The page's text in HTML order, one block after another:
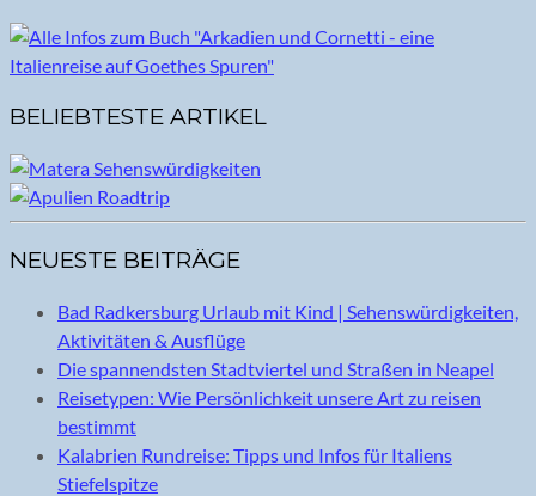
BELIEBTESTE ARTIKEL
NEUESTE BEITRÄGE
Bad Radkersburg Urlaub mit Kind | Sehenswürdigkeiten,
Aktivitäten & Ausflüge
Die spannendsten Stadtviertel und Straßen in Neapel
Reisetypen: Wie Persönlichkeit unsere Art zu reisen
bestimmt
Kalabrien Rundreise: Tipps und Infos für Italiens
Stiefelspitze